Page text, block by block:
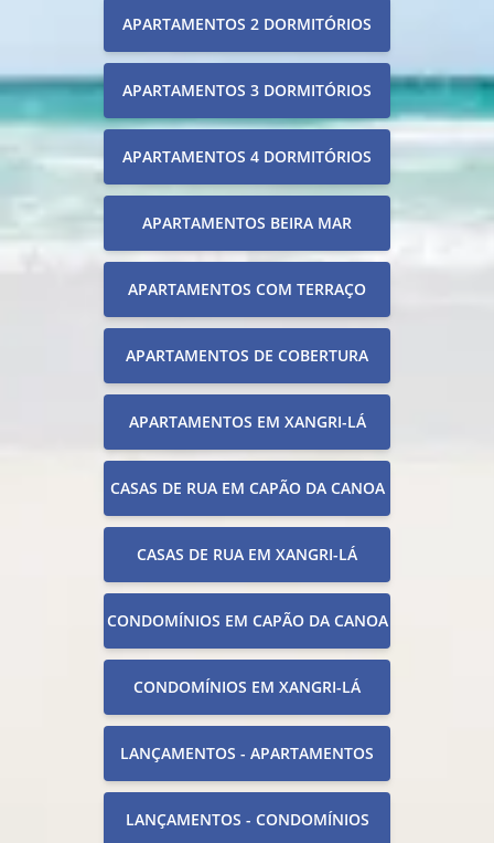
APARTAMENTOS 2 DORMITÓRIOS
APARTAMENTOS 3 DORMITÓRIOS
APARTAMENTOS 4 DORMITÓRIOS
APARTAMENTOS BEIRA MAR
APARTAMENTOS COM TERRAÇO
APARTAMENTOS DE COBERTURA
APARTAMENTOS EM XANGRI-LÁ
CASAS DE RUA EM CAPÃO DA CANOA
CASAS DE RUA EM XANGRI-LÁ
CONDOMÍNIOS EM CAPÃO DA CANOA
CONDOMÍNIOS EM XANGRI-LÁ
LANÇAMENTOS - APARTAMENTOS
LANÇAMENTOS - CONDOMÍNIOS